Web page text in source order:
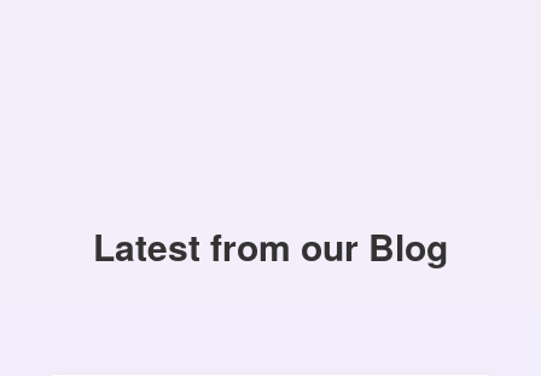
Latest from our Blog